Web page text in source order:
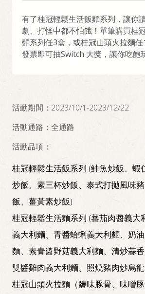
有了桂冠輕鬆生活飯麵系列，讓你
劇、打怪中都不怕餓！單筆購買桂
麵系列任3盒，或桂冠山頭火拉麵
發票即可抽Switch 大獎，讓你吃飽
活動期間：2023/10/1-2023/12/22
活動通路：全通路
活動品項：
桂冠輕鬆生活飯系列 (鮭魚炒飯、蝦
炒飯、素三杯炒飯、泰式打拋風味
飯、薑黃素炒飯)
桂冠輕鬆生活麵系列 (蕃茄肉醬義大
義大利麵、青醬蛤蜊義大利麵、奶
麵、素青醬野菇義大利麵、清炒蒜香
雙醬雞肉義大利麵、照燒豬肉炒烏
桂冠山頭火拉麵（鹽味豚骨、味噌